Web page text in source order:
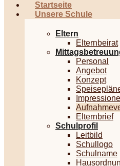
Startseite
Unsere Schule
Eltern
Elternbeirat
Personal
Angebot
Konzept
Elternbrief
Schulprofil
Leitbild
Schullogo
Schulname